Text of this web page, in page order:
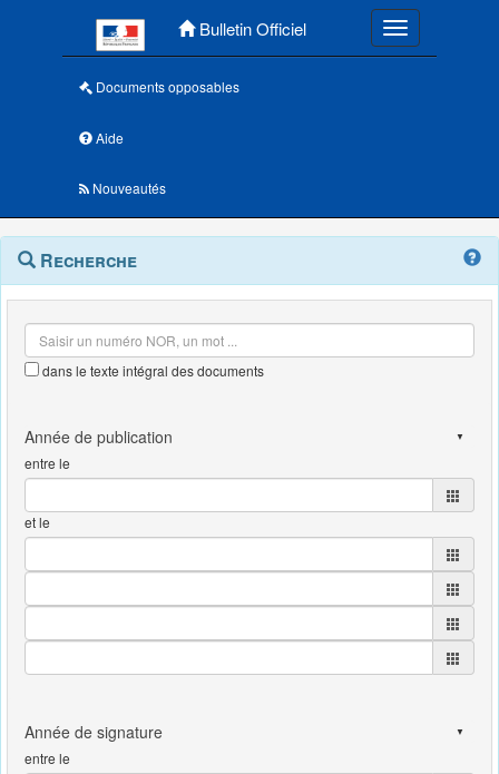
Bulletin Officiel Toggle
Documents opposables
Aide
Nouveautés
Navigation
outils
Menu
contextuel
Recherche
dans le texte intégral des documents
entre le
et le
entre le